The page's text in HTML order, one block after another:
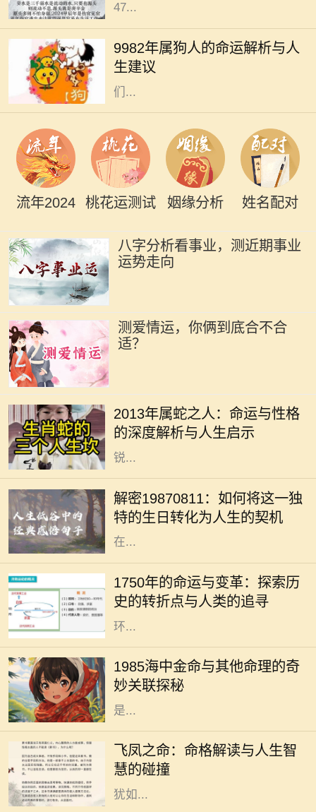
47...
9982年属狗人的命运解析与人
生建议
在中国传统文化中，生肖被认为与个
人的命运有着密切的关系。1982年属
狗的人，正如生肖所示，忠诚、聪慧
且责任心强。他们的性格特征使得他
们...
流年2024 桃花运测试 姻缘分析 姓名配对
八字分析看事业，测近期事业
运势走向
测爱情运，你俩到底合不合
适？
2013年属蛇之人：命运与性格
的深度解析与人生启示
个出生年份的标识，更是与命运、性
格息息相关的一种符号。2013年是蛇
年，属蛇的人往往被认为是智慧与敏
锐...
解密19870811：如何将这一独
特的生日转化为人生的契机
在中国文化中，出生日期常常被用作
命理分析的重要依据。1987年8月11
日出生的人士，有着独特的命格，这
不仅影响着性格、人际关系，还有潜
在...
1750年的命运与变革：探索历
史的转折点与人类的追寻
1750年是一个重要的历史节点，它标
志着人类社会在工业化、科学和文化
等多个领域的变革。从农业社会向工
业社会的转变，折射出人类对生活及
环...
1985海中金命与其他命理的奇
妙关联探秘
在中国传统的命理学中，每个人的命
运都受到出生年份、月份、日子和时
辰的影响。1985年出生的人，被称为
“海中金”。这一命理的特征，指的
是...
飞凤之命：命格解读与人生智
慧的碰撞
在中国传统命理学中，飞凤之命是一
种独特而珍贵的命格。它象征着高
贵、优雅与灵动，常被视为一种幸运
和祝福的象征。命格中蕴含的飞凤，
犹如...
随着电影市场的蓬勃发展，越来越多